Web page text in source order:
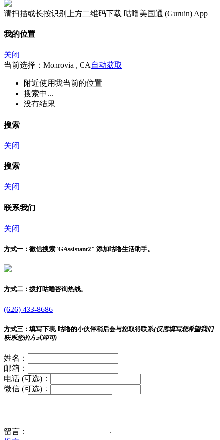
请扫描或长按识别上方二维码下载 咕噜美国通 (Guruin) App
我的位置
关闭
当前选择：Monrovia , CA 自动获取
附近使用我当前的位置
搜索中...
没有结果
搜索
关闭
搜索
关闭
联系我们
关闭
方式一： 微信搜索"GAssistant2" 添加咕噜生活助手。
方式二： 拨打咕噜咨询热线。
(626) 433-8686
方式三： 填写下表, 咕噜的小伙伴稍后会与您取得联系(仅需填写您希望我们
联系您的方式即可)
姓名：
邮箱：
电话 (可选)：
微信 (可选)：
留言：